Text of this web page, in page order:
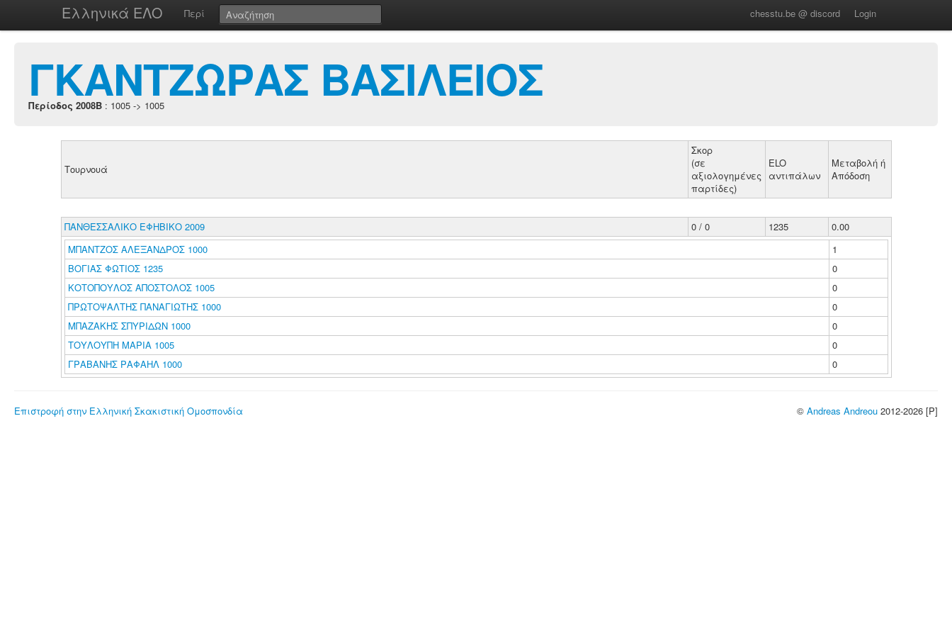
Ελληνικά ΕΛΟ Περί chesstu.be @ discord Login
ΓΚΑΝΤΖΩΡΑΣ ΒΑΣΙΛΕΙΟΣ
Περίοδος 2008B : 1005 -> 1005
Τουρνουά
Σκορ
(σε
αξιολογημένες
παρτίδες)
ELO
αντιπάλων
Μεταβολή ή
Απόδοση
ΠΑΝΘΕΣΣΑΛΙΚΟ ΕΦΗΒΙΚΟ 2009 0 / 0 1235
0.00
ΜΠΑΝΤΖΟΣ ΑΛΕΞΑΝΔΡΟΣ 1000
1
ΒΟΓΙΑΣ ΦΩΤΙΟΣ 1235
0
ΚΟΤΟΠΟΥΛΟΣ ΑΠΟΣΤΟΛΟΣ 1005
0
ΠΡΩΤΟΨΑΛΤΗΣ ΠΑΝΑΓΙΩΤΗΣ 1000
0
ΜΠΑΖΑΚΗΣ ΣΠΥΡΙΔΩΝ 1000
0
ΤΟΥΛΟΥΠΗ ΜΑΡΙΑ 1005
0
ΓΡΑΒΑΝΗΣ ΡΑΦΑΗΛ 1000
0
Επιστροφή στην Ελληνική Σκακιστική Ομοσπονδία © Andreas Andreou 2012-2026 [P]